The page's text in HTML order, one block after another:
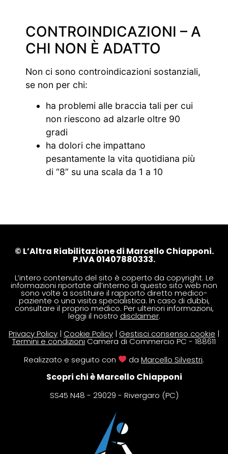
CONTROINDICAZIONI – A
CHI NON È ADATTO
Non ci sono controindicazioni sostanziali,
se non per chi:
ha problemi alle braccia tali per cui
non riescono ad alzarle oltre 90
gradi
ha dolori che impattano
pesantamente la vita quotidiana più
di “8” su una scala da 1 a 10
© L’Altra Riabilitazione di Marcello Chiapponi.
P.IVA 01407880333.
L’intero contenuto del sito è coperto da copyright. Le
informazioni riportate all’interno di questo sito web non
sono volte a sostituire il rapporto diretto medico-
paziente o una visita specialistica. In caso di dubbi,
consultare il proprio medico. Per ulteriori informazioni,
leggi il nostro disclaimer.
Privacy Policy | Cookie Policy | Gestisci consenso cookie |
Termini e condizioni Camera di Commercio PC - 188611
Realizzato e seguito con
daMarcello Silvestri.
Scopri chi è Marcello Chiapponi
SS45 N48 - 29029 - Rivergaro (PC)